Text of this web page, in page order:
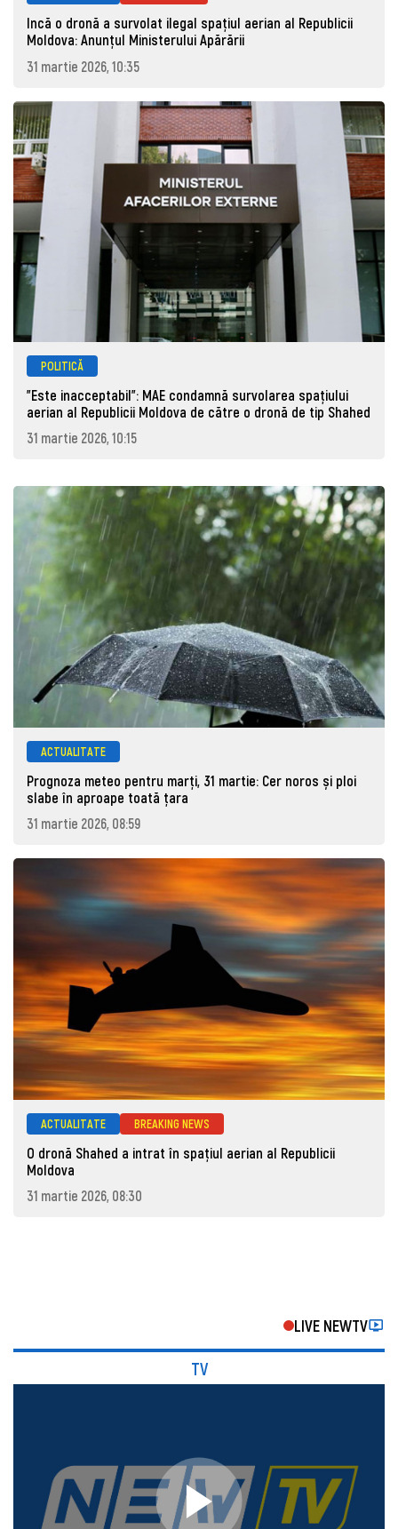
Incă o dronă a survolat ilegal spațiul aerian al Republicii
Moldova: Anunţul Ministerului Apărării
31 martie 2026, 10:35
POLITICĂ
"Este inacceptabil": MAE condamnă survolarea spațiului
aerian al Republicii Moldova de către o dronă de tip Shahed
31 martie 2026, 10:15
ACTUALITATE
Prognoza meteo pentru marţi, 31 martie: Cer noros și ploi
slabe în aproape toată țara
31 martie 2026, 08:59
ACTUALITATE BREAKING NEWS
O dronă Shahed a intrat în spațiul aerian al Republicii
Moldova
31 martie 2026, 08:30
LIVE NEWTV
TV